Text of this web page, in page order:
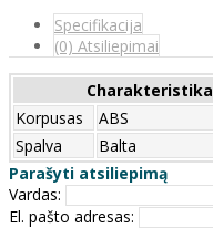
Specifikacija
(0) Atsiliepimai
Charakteristika
Korpusas
ABS
Spalva
Balta
Parašyti atsiliepimą
Vardas:
El. pašto adresas: